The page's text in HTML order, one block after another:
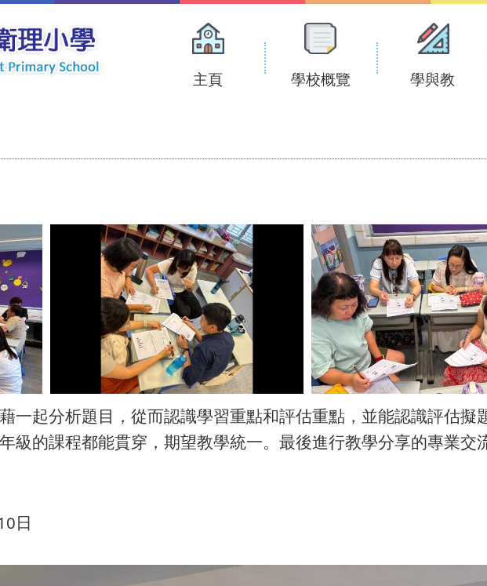
Main
navigation
主頁 學校概覽 學與教
一起分析題目，從而認識學習重點和評估重點，並能認識評估
級的課程都能貫穿，期望教學統一。最後進行教學分享的專業交
日